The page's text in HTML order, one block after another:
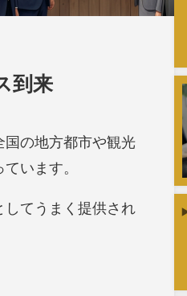
到来
国の地方都市や観光
います。
してうまく提供され